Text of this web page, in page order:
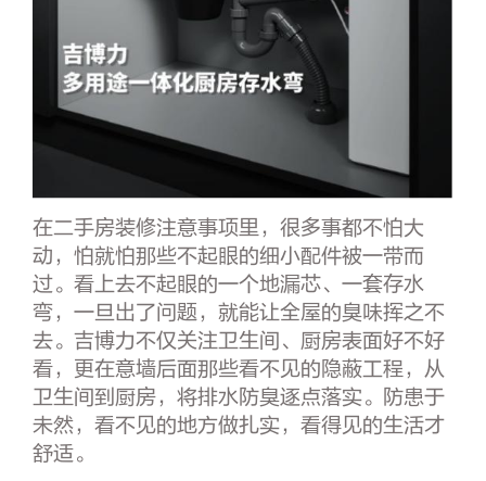
在二手房装修注意事项里，很多事都不怕大
动，怕就怕那些不起眼的细小配件被一带而
过。看上去不起眼的一个地漏芯、一套存水
弯，一旦出了问题，就能让全屋的臭味挥之不
去。吉博力不仅关注卫生间、厨房表面好不好
看，更在意墙后面那些看不见的隐蔽工程，从
卫生间到厨房，将排水防臭逐点落实。防患于
未然，看不见的地方做扎实，看得见的生活才
舒适。